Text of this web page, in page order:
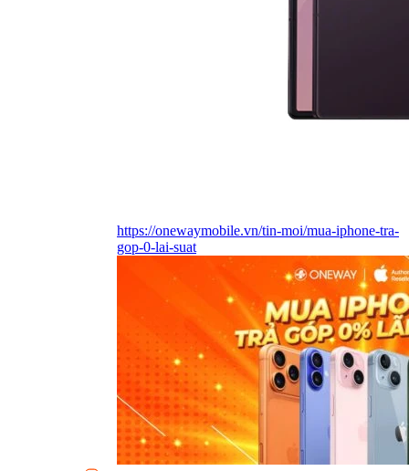
https://onewaymobile.vn/tin-moi/mua-iphone-tra-
gop-0-lai-suat